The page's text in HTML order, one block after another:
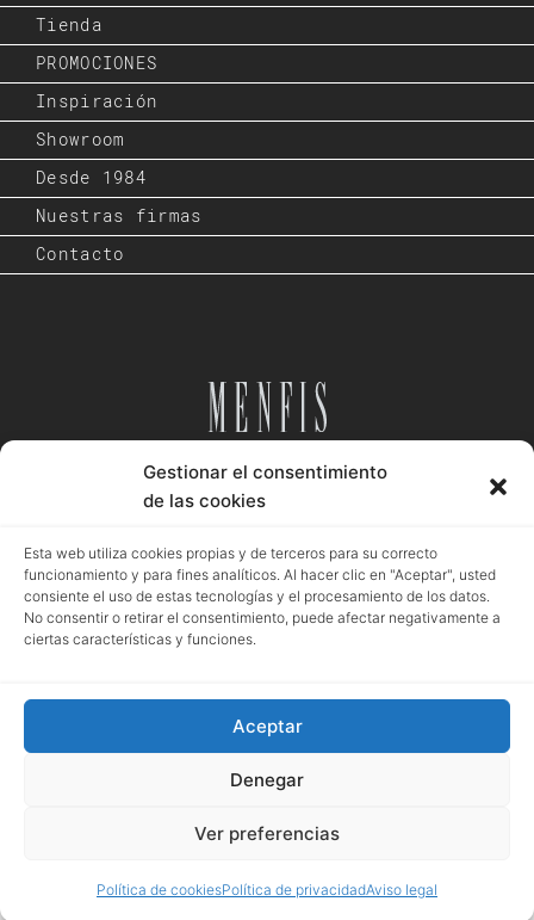
Gestionar el consentimiento
de las cookies
Esta web utiliza cookies propias y de terceros para su correcto
funcionamiento y para fines analíticos. Al hacer clic en "Aceptar", usted
consiente el uso de estas tecnologías y el procesamiento de los datos.
No consentir o retirar el consentimiento, puede afectar negativamente a
ciertas características y funciones.
Aceptar
Denegar
Ver preferencias
Política de cookiesPolítica de privacidadAviso legal
Tienda
PROMOCIONES
Inspiración
Showroom
Desde 1984
Nuestras firmas
Contacto
Desde 1984
Aviso legal Política privacidad Política cookies
Registro mercantil de Granada | Menfis Granada Sociedad Limitada | Pza.
Pescadería, 6. Granada | B18043364 | EUID: ES18020.000002976 | Hoja GR-
4250 | Tomo 518 | Folio 93